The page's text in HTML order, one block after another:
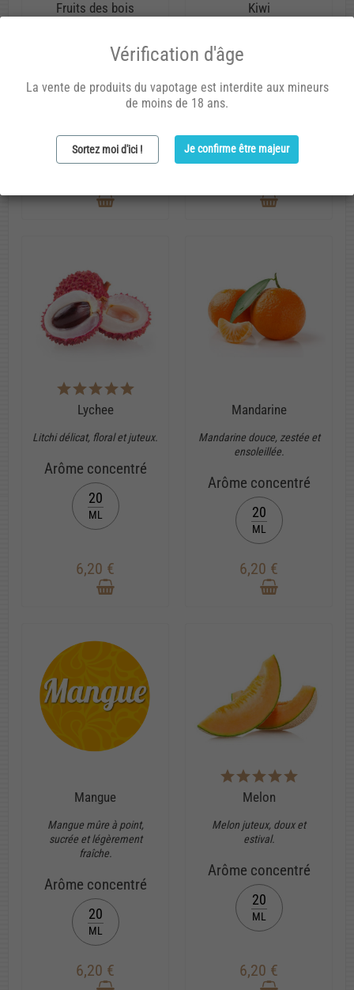
Fruits des bois
fraise, framboise, mûre,
groseille, myrtille et cassis.
Arôme concentré
Kiwi
légèrement acidulé.
Arôme concentré
Lychee
Litchi délicat, floral et juteux.
Arôme concentré
20
ML
6,20 €
Mandarine
Mandarine douce, zestée et
ensoleillée.
Arôme concentré
20
ML
6,20 €
Mangue
Mangue mûre à point,
sucrée et légèrement
fraîche.
Arôme concentré
20
ML
6,20 €
Melon
Melon juteux, doux et
estival.
Arôme concentré
20
ML
6,20 €
Vérification d'âge
La vente de produits du vapotage est interdite aux mineurs
de moins de 18 ans.
Sortez moi d'ici ! Je confirme être majeur